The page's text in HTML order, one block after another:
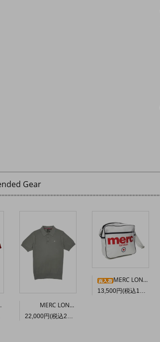
Gear
MERC LONDON “ARCHIE” マーセライズド コットン ニットポロ〈セージ〉
22,000円(税込24,200円)
MERC LONDON エアラインバッグ〈ホワイト〉
13,500円(税込14,850円)